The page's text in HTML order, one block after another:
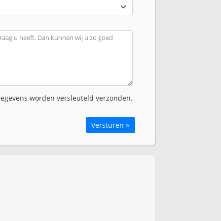
worden versleuteld verzonden.
Versturen »